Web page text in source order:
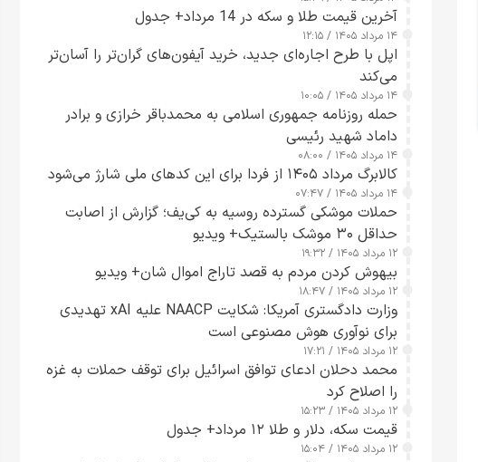
آخرین قیمت طلا و سکه در 14 مرداد+ جدول
۱۴ مرداد ۱۴۰۵ / ۱۲:۱۵
اپل با طرح اجاره‌ای جدید، خرید آیفون‌های گران‌تر را آسان‌تر
می‌کند
۱۴ مرداد ۱۴۰۵ / ۱۰:۰۵
حمله روزنامه جمهوری اسلامی به محمدباقر خرازی و برادر
داماد شهید رئیسی
۱۴ مرداد ۱۴۰۵ / ۰۸:۰۰
کالابرگ مرداد ۱۴۰۵ از فردا برای این کدهای ملی شارژ می‌شود
۱۴ مرداد ۱۴۰۵ / ۰۷:۴۷
حملات موشکی گسترده روسیه به کی‌یف؛ گزارش از اصابت
حداقل ۳۰ موشک بالستیک+ ویدیو
۱۲ مرداد ۱۴۰۵ / ۱۹:۳۲
بیهوش کردن مردم به قصد تاراج اموال شان+ ویدیو
۱۲ مرداد ۱۴۰۵ / ۱۸:۴۷
وزارت دادگستری آمریکا: شکایت NAACP علیه xAI تهدیدی
برای نوآوری هوش مصنوعی است
۱۲ مرداد ۱۴۰۵ / ۱۷:۲۱
محمد دحلان ادعای توافق اسرائیل برای توقف حملات به غزه
را اصلاح کرد
۱۲ مرداد ۱۴۰۵ / ۱۵:۲۳
قیمت سکه، دلار و طلا ۱۲ مرداد+ جدول
۱۲ مرداد ۱۴۰۵ / ۱۵:۰۴